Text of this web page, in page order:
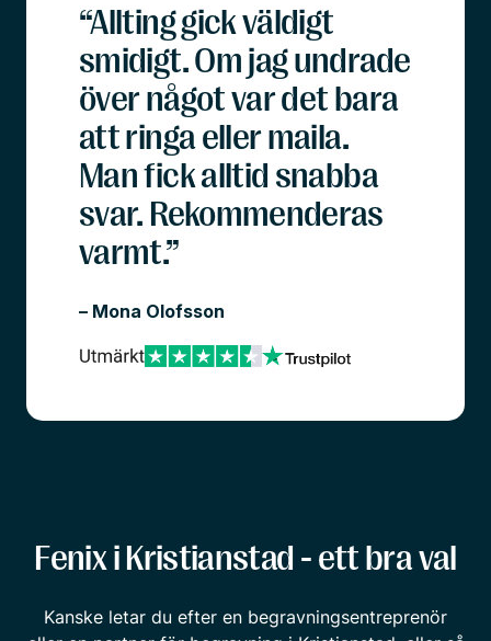
“Allting gick väldigt
smidigt. Om jag undrade
över något var det bara
att ringa eller maila.
Man fick alltid snabba
svar. Rekommenderas
varmt.”
– Mona Olofsson
Fenix i Kristianstad - ett bra val
Kanske letar du efter en begravningsentreprenör